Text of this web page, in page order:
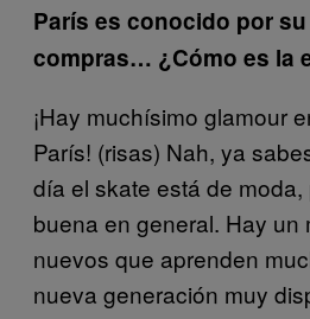
París es conocido por
compras… ¿Cómo es la
¡Hay muchísimo glamour
París! (risas) Nah, ya
día el skate está de
buena en general. Hay un
nuevos que aprenden
nueva generación muy